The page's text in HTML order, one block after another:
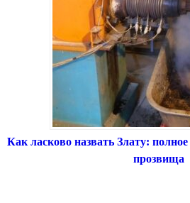
Как ласково назвать Злату:
прозвища